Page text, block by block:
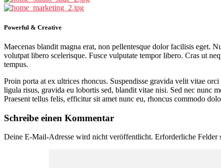
Powerful & Creative
Maecenas blandit magna erat, non pellentesque dolor facilisis eget.
volutpat libero scelerisque. Fusce vulputate tempor libero. Cras ut
tempus.
Proin porta at ex ultrices rhoncus. Suspendisse gravida velit vitae
ligula risus, gravida eu lobortis sed, blandit vitae nisi. Sed nec nunc
Praesent tellus felis, efficitur sit amet nunc eu, rhoncus commodo
Schreibe einen Kommentar
Deine E-Mail-Adresse wird nicht veröffentlicht. Erforderliche Felder